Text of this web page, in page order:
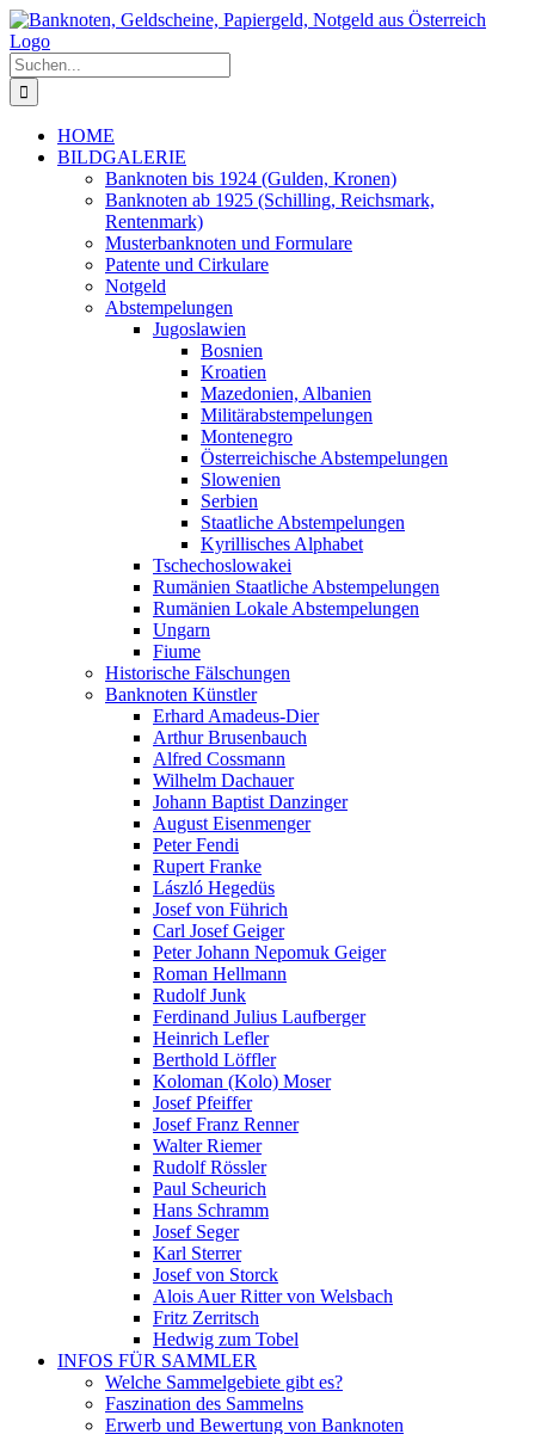
Zum
Inhalt
springen
Suche
nach:
HOME
BILDGALERIE
Banknoten bis 1924 (Gulden, Kronen)
Banknoten ab 1925 (Schilling, Reichsmark,
Rentenmark)
Musterbanknoten und Formulare
Patente und Cirkulare
Notgeld
Abstempelungen
Jugoslawien
Bosnien
Kroatien
Mazedonien, Albanien
Militärabstempelungen
Montenegro
Österreichische Abstempelungen
Slowenien
Serbien
Staatliche Abstempelungen
Kyrillisches Alphabet
Tschechoslowakei
Rumänien Staatliche Abstempelungen
Rumänien Lokale Abstempelungen
Ungarn
Fiume
Historische Fälschungen
Banknoten Künstler
Erhard Amadeus-Dier
Arthur Brusenbauch
Alfred Cossmann
Wilhelm Dachauer
Johann Baptist Danzinger
August Eisenmenger
Peter Fendi
Rupert Franke
László Hegedüs
Josef von Führich
Carl Josef Geiger
Peter Johann Nepomuk Geiger
Roman Hellmann
Rudolf Junk
Ferdinand Julius Laufberger
Heinrich Lefler
Berthold Löffler
Koloman (Kolo) Moser
Josef Pfeiffer
Josef Franz Renner
Walter Riemer
Rudolf Rössler
Paul Scheurich
Hans Schramm
Josef Seger
Karl Sterrer
Josef von Storck
Alois Auer Ritter von Welsbach
Fritz Zerritsch
Hedwig zum Tobel
INFOS FÜR SAMMLER
Welche Sammelgebiete gibt es?
Faszination des Sammelns
Erwerb und Bewertung von Banknoten